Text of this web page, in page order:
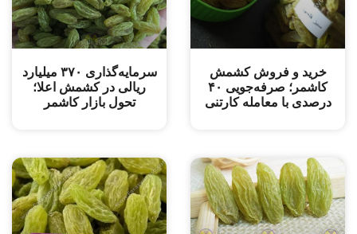
خرید و فروش کشمش
کاشمر؛ صرفه‌جویی ۴۰
درصدی با معامله کارتنی
سرمایه‌گذاری ۳۷۰ میلیارد
ریالی در کشمش اعلا؛
تحول بازار کاشمر